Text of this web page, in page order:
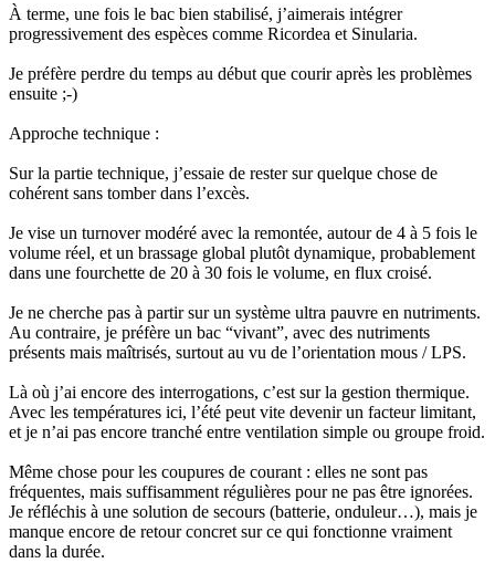
À terme, une fois le bac bien stabilisé, j’aimerais intégrer
progressivement des espèces comme Ricordea et Sinularia.
Je préfère perdre du temps au début que courir après les problèmes
ensuite ;-)
Approche technique :
Sur la partie technique, j’essaie de rester sur quelque chose de
cohérent sans tomber dans l’excès.
Je vise un turnover modéré avec la remontée, autour de 4 à 5 fois le
volume réel, et un brassage global plutôt dynamique, probablement
dans une fourchette de 20 à 30 fois le volume, en flux croisé.
Je ne cherche pas à partir sur un système ultra pauvre en nutriments.
Au contraire, je préfère un bac “vivant”, avec des nutriments
présents mais maîtrisés, surtout au vu de l’orientation mous / LPS.
Là où j’ai encore des interrogations, c’est sur la gestion thermique.
Avec les températures ici, l’été peut vite devenir un facteur limitant,
et je n’ai pas encore tranché entre ventilation simple ou groupe froid.
Même chose pour les coupures de courant : elles ne sont pas
fréquentes, mais suffisamment régulières pour ne pas être ignorées.
Je réfléchis à une solution de secours (batterie, onduleur…), mais je
manque encore de retour concret sur ce qui fonctionne vraiment
dans la durée.